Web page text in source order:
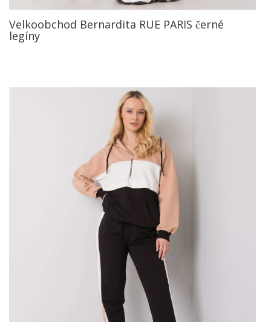
Velkoobchod Bernardita RUE PARIS černé
legíny